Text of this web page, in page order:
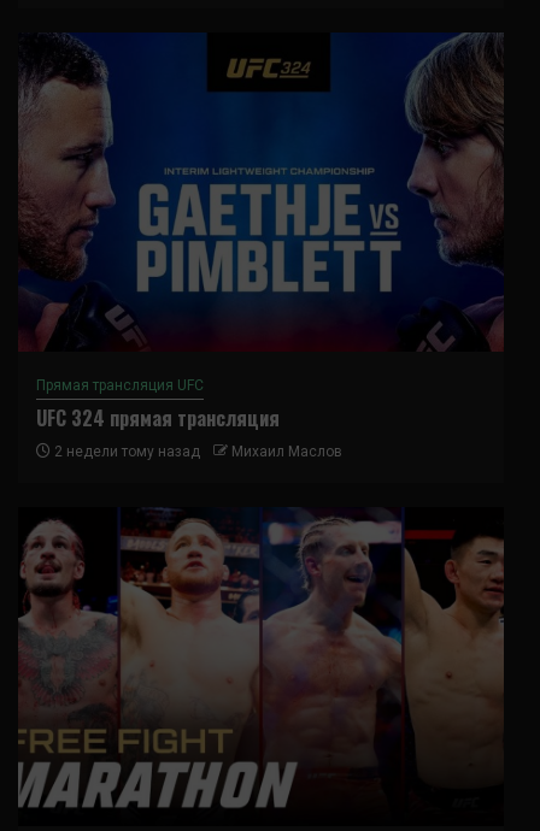
Прямая трансляция UFC
UFC 324 прямая трансляция
2 недели тому назад Михаил Маслов